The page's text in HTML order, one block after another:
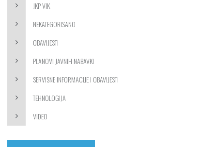
JKP VIK
NEKATEGORISANO
OBAVIJESTI
PLANOVI JAVNIH NABAVKI
SERVISNE INFORMACIJE I OBAVIJESTI
TEHNOLOGIJA
VIDEO